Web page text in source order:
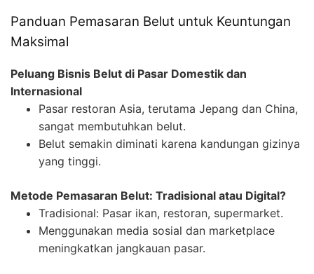
Panduan Pemasaran Belut untuk Keuntungan
Maksimal
Peluang Bisnis Belut di Pasar Domestik dan
Internasional
Pasar restoran Asia, terutama Jepang dan China,
sangat membutuhkan belut.
Belut semakin diminati karena kandungan gizinya
yang tinggi.
Metode Pemasaran Belut: Tradisional atau Digital?
Tradisional: Pasar ikan, restoran, supermarket.
Menggunakan media sosial dan marketplace
meningkatkan jangkauan pasar.